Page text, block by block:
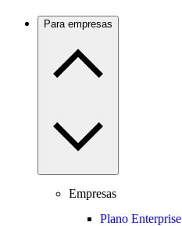
Para empresas
Empresas
Plano Enterprise